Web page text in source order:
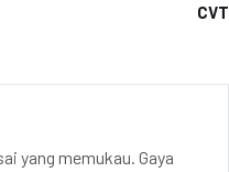
CVT
yang memukau. Gaya